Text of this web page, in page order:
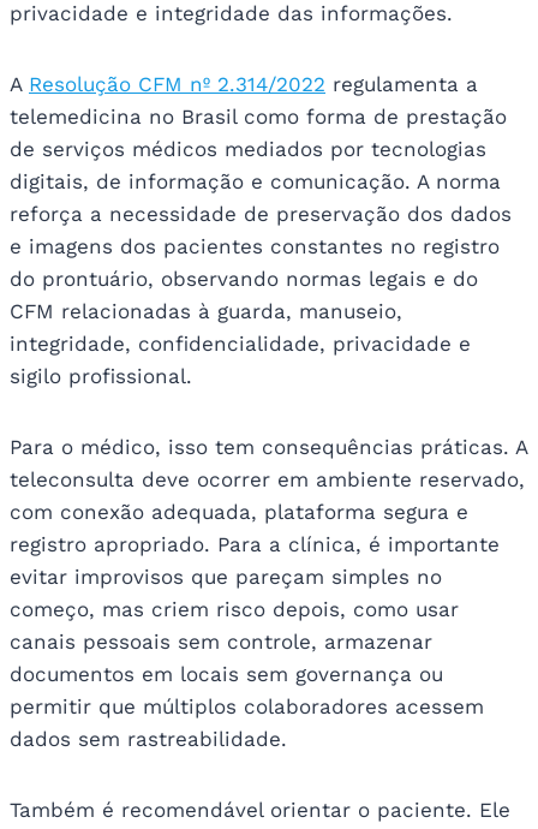
privacidade e integridade das informações.
A Resolução CFM nº 2.314/2022 regulamenta a
telemedicina no Brasil como forma de prestação
de serviços médicos mediados por tecnologias
digitais, de informação e comunicação. A norma
reforça a necessidade de preservação dos dados
e imagens dos pacientes constantes no registro
do prontuário, observando normas legais e do
CFM relacionadas à guarda, manuseio,
integridade, confidencialidade, privacidade e
sigilo profissional.
Para o médico, isso tem consequências práticas. A
teleconsulta deve ocorrer em ambiente reservado,
com conexão adequada, plataforma segura e
registro apropriado. Para a clínica, é importante
evitar improvisos que pareçam simples no
começo, mas criem risco depois, como usar
canais pessoais sem controle, armazenar
documentos em locais sem governança ou
permitir que múltiplos colaboradores acessem
dados sem rastreabilidade.
Também é recomendável orientar o paciente. Ele